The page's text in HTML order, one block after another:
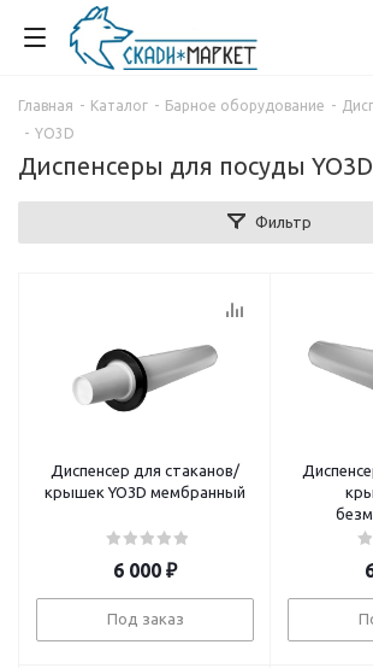
Главная - Каталог - Барное оборудование -
- YO3D
Диспенсеры для посуды YO3D
Фильтр
Диспенсер для стаканов/
крышек YO3D мембранный
6 000 ₽
Под заказ